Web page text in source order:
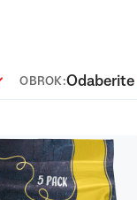
OBROK:Odaberite